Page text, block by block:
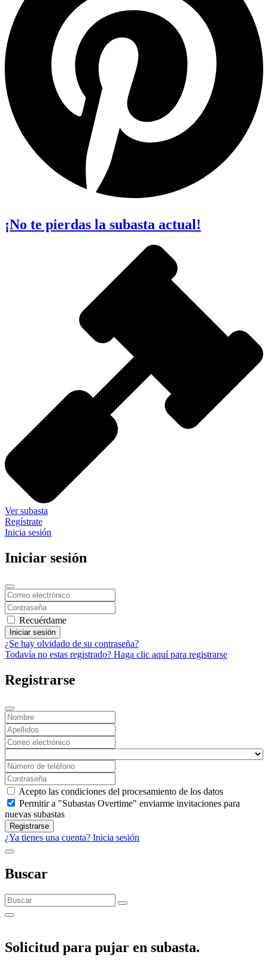
¡No te pierdas la subasta actual!
Ver subasta
Regístrate
Inicia sesión
Iniciar sesión
Recuérdame
Iniciar sesión
¿Se hay olvidado de su contraseña?
Todavía no estas registrado? Haga clic aquí para registrarse
Registrarse
Acepto las condiciones del procesamiento de los datos
Permitir a "Subastas Overtime" enviarme invitaciones para
nuevas subastas
Registrarse
¿Ya tienes una cuenta? Inicia sesión
Buscar
Solicitud para pujar en subasta.